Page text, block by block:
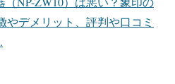
やデメリット、評判や口コミ